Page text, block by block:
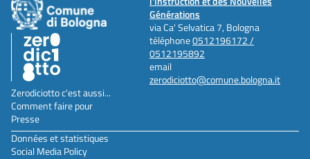
Générations
via Ca' Selvatica 7, Bologna
téléphone0512196172 /
0512195892
email
zerodiciotto@comune.bologna.it
Zerodiciotto c'est aussi...
Comment faire pour
Presse
Données et statistiques
Social Media Policy